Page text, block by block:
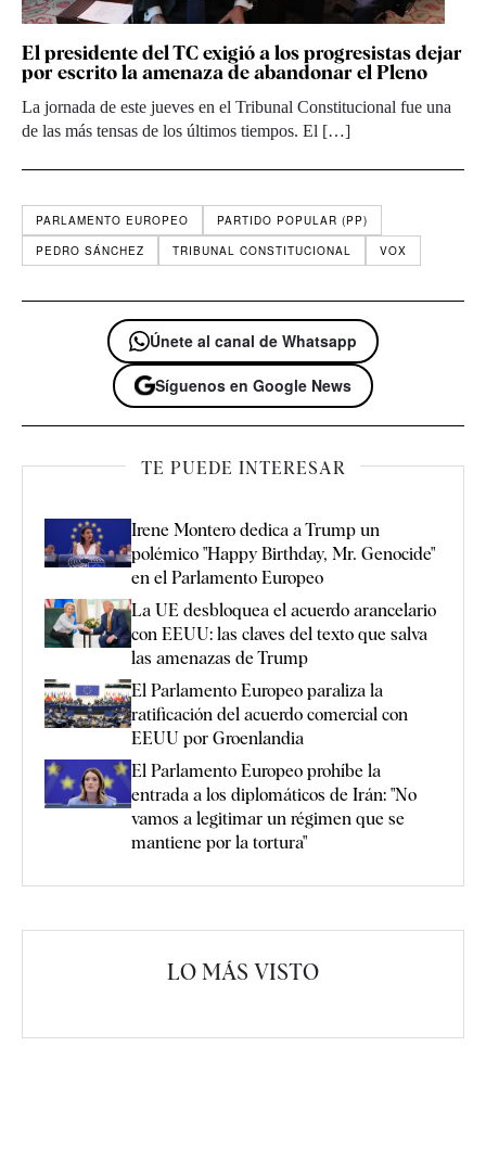
El presidente del TC exigió a los progresistas dejar
por escrito la amenaza de abandonar el Pleno
La jornada de este jueves en el Tribunal Constitucional fue una
de las más tensas de los últimos tiempos. El […]
PARLAMENTO EUROPEO
PARTIDO POPULAR (PP)
PEDRO SÁNCHEZ
TRIBUNAL CONSTITUCIONAL VOX
Únete al canal de Whatsapp
Síguenos en Google News
TE PUEDE INTERESAR
Irene Montero dedica a Trump un
polémico "Happy Birthday, Mr. Genocide"
en el Parlamento Europeo
La UE desbloquea el acuerdo arancelario
con EEUU: las claves del texto que salva
las amenazas de Trump
El Parlamento Europeo paraliza la
ratificación del acuerdo comercial con
EEUU por Groenlandia
El Parlamento Europeo prohíbe la
entrada a los diplomáticos de Irán: "No
vamos a legitimar un régimen que se
mantiene por la tortura"
LO MÁS VISTO